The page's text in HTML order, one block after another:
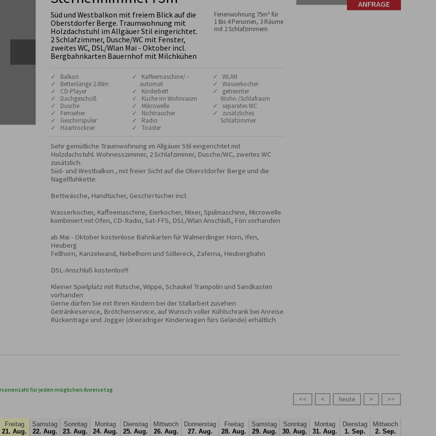
Süd und Westbalkon mit freiem Blick auf die
Oberstdorfer Berge. Traumwohnung mit
Holzdachstuhl im Allgäuer Stil eingerichtet.
2 Schlafzimmer, Dusche/WC mit Fenster,
zweites WC, DSL/Wlan Mai - Oktober incl.
Bergbahnkarten Bauernhof mit Milchkühen
Ferienwohnung 75m² für
1 Bis 4 Personen, 3 Räume
mit 2 Schlafzimmern
✓ Balkon
✓ Bettenlänge 2.00m
✓ CD-Player
✓ Dachgeschoß
✓ Dusche
✓ Fernseher
✓ Geschirrspüler
✓ Haartrockner
✓ Kaffeemaschine/ -
automat
✓ Kinderbett
✓ Küche im Wohnraum
✓ Mikrowelle
✓ Nichtraucher
✓ Radio
✓ Toaster
✓ WLAN
✓ Wasserkocher
✓ getrennter
Wohn-/Schlafraum
✓ separates WC
✓ zusätzliches
Schlafzimmer
Sehr gemütliche Traumwohnung im Allgäuer Stil eingerichtet mit
Holzdachstuhl. Wohnesszimmer, 2 Schlafzimmer, Dusche/WC, zweites WC
zusätzlich.
Süd- und Westbalkon , mit freier Sicht auf die Oberstdorfer Berge und die
Nagelfluhkette.
Bettwäsche, Handtücher, Geschirrtücher incl.
Wasserkocher, Kaffeemaschine, Eierkocher, Mixer, Spülmaschine, Microwelle
kombiniert mit Ofen, CD-Radio, Sat-FFS, DSL/Wlan Anschluß, Fön vorhanden
ab Mai - Oktober kostenlose Bahnkarten für Walmerdinger Horn, Ifen,
Heuberg
Fellhorn, Kanzelwand, Nebelhorn und Söllereck, Zaferna, Heubergbahn
DSL-Anschluß kostenlos!!!
Kleiner Spielplatz mit Rutsche, Wippe, Schaukel Trampolin und Sandkasten
vorhanden
Gerne dürfen Sie mit Ihren Kindern bei der Stallarbeit zusehen
Getränkeservice, Brötchenservice, auf Wunsch voller Kühlschrank bei Anreise
Rückentrage und Jogger (dreirädriger Kinderwagen fürs Gelände) erhältlich
ANFRAGE
für jeden möglichen Anreisetag
>>
>
heute
<
<<
Freitag
21. Aug.
Samstag
22. Aug.
Sonntag
23. Aug.
Montag
24. Aug.
Dienstag
25. Aug.
Mittwoch
26. Aug.
Donnerstag
27. Aug.
Freitag
28. Aug.
Samstag
29. Aug.
Sonntag
30. Aug.
Montag
31. Aug.
Dienstag
1. Sep.
Mittwoch
2. Sep.